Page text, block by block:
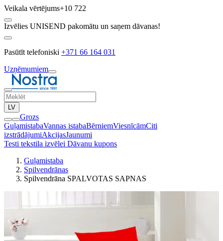
Veikala vērtējums+10 722
Izvēlies UNISEND pakomātu un saņem dāvanas!
Pasūtīt telefoniski +371 66 164 031
Uzņēmumiem
LV
Grozs
GuļamistabaVannas istabaBērniemViesnīcāmCiti
izstrādājumiAkcijasJaunumi
Testi tekstila izvēlei Dāvanu kupons
Guļamistaba
Spilvendrānas
Spilvendrāna SPALVOTAS SAPNAS